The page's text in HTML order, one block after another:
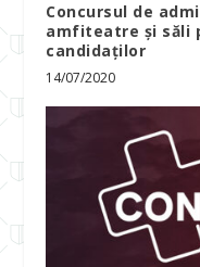
Concursul de
amfiteatre și săli
candidaților
14/07/2020